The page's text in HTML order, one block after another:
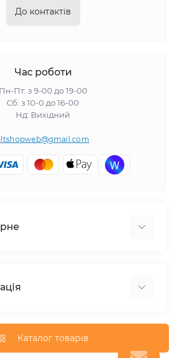
До контактів
Час роботи
Пн-Пт: з 9-00 до 19-00
Сб: з 10-0 до 16-00
Нд: Вихідний
Каталог товарів